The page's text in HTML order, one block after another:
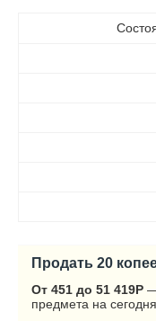
Продать 20
От 451 до 51 419Р
предмета на